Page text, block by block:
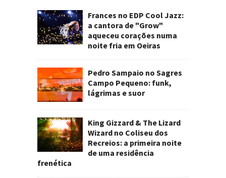
Frances no EDP Cool Jazz:
a cantora de "Grow"
aqueceu corações numa
noite fria em Oeiras
Pedro Sampaio no Sagres
Campo Pequeno: funk,
lágrimas e suor
King Gizzard & The Lizard
Wizard no Coliseu dos
Recreios: a primeira noite
de uma residência
frenética